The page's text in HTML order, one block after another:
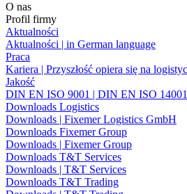
O nas
Profil firmy
Aktualności
Aktualności | in German language
Praca
Kariera | Przyszłość opiera się na
Jakość
DIN EN ISO 9001 | DIN EN ISO
Downloads Logistics
Downloads | Fixemer Logistics GmbH
Downloads Fixemer Group
Downloads | Fixemer Group
Downloads T&T Services
Downloads | T&T Services
Downloads T&T Trading